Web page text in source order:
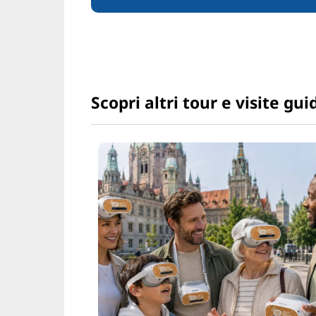
Scopri altri tour e visite